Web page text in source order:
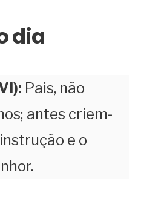
dia
Pais, não
antes criem-
e o